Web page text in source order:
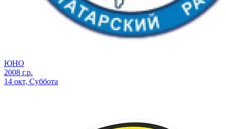
ЮНО
2008 г.р.
14 окт, Суббота